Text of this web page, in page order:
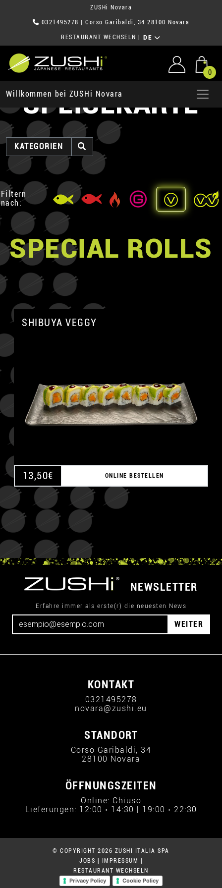
ZUSHi Novara
0321495278 | Corso Garibaldi, 34 28100 Novara
RESTAURANT WECHSELN DE
0
Willkommen bei ZUSHi Novara
SPEISEKARTE
KATEGORIEN
Filtern
nach:
SPECIAL ROLLS
SHIBUYA VEGGY
13,50€ ONLINE BESTELLEN
NEWSLETTER
Erfahre immer als erste(r) die neuesten News
WEITER
KONTAKT
0321495278
novara@zushi.eu
STANDORT
Corso Garibaldi, 34
28100 Novara
ÖFFNUNGSZEITEN
Online: Chiuso
Lieferungen: 12:00 › 14:30 | 19:00 › 22:30
© COPYRIGHT 2026 ZUSHI ITALIA SPA
JOBS
IMPRESSUM
RESTAURANT WECHSELN
Privacy Policy
Cookie Policy